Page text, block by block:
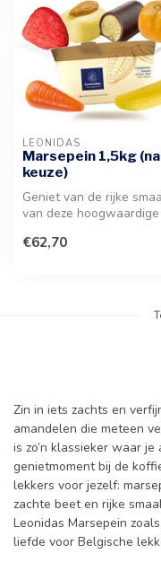
LEONIDAS
Marsepein 1,5kg
keuze)
Geniet van de rijke
van deze hoogwaardige
traktatie vo...
€62,70
Zin in iets zachts en
amandelen die meteen
is zo’n klassieker waar
genietmoment bij de
lekkers voor jezelf:
zachte beet en rijke
Leonidas Marsepein
liefde voor Belgische